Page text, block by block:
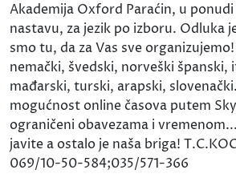
Akademija Oxford Paraćin, u
nastavu, za jezik po izboru. Odluka
smo tu, da za Vas sve
nemački, švedski, norveški španski,
mađarski, turski, arapski,
mogućnost online časova putem
ograničeni obavezama i
javite a ostalo je naša briga!
069/10-50-584;035/571-366